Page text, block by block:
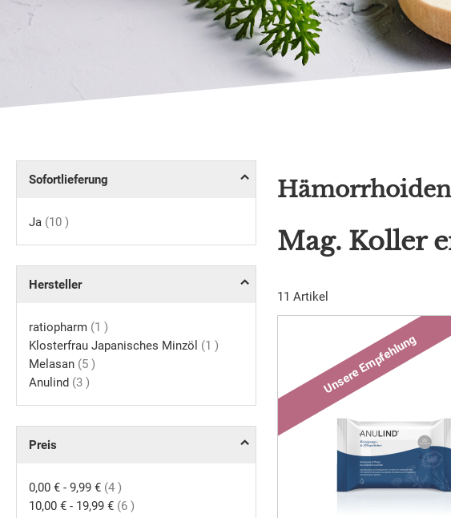
Hämorrhoiden
Mag. Koller
11 Artikel
Sofortlieferung
Ja 10 Artikel
Hersteller
ratiopharm 1 Artikel
Klosterfrau Japanisches Minzöl
1 Artikel
Melasan 5 Artikel
Anulind 3 Artikel
Preis
0,00 € - 9,99 € 4 Artikel
10,00 € - 19,99 € 6 Artikel